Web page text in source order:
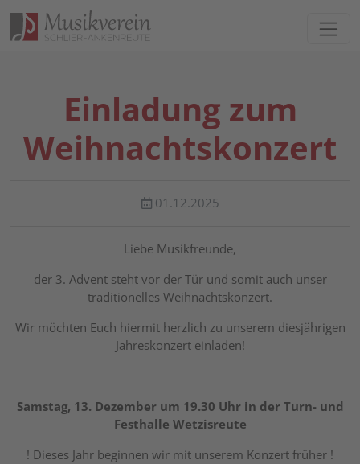
Direkt zur Hauptnavigation springen
Direkt zum Inhalt springen
Einladung zum
Weihnachtskonzert
01.12.2025
Liebe Musikfreunde,
der 3. Advent steht vor der Tür und somit auch unser
traditionelles Weihnachtskonzert.
Wir möchten Euch hiermit herzlich zu unserem diesjährigen
Jahreskonzert einladen!
Samstag, 13. Dezember um 19.30 Uhr in der Turn- und
Festhalle Wetzisreute
! Dieses Jahr beginnen wir mit unserem Konzert früher !